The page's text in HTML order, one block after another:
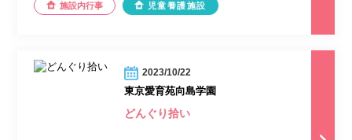
施設内行事 児童養護施設
2023/10/22
東京愛育苑向島学園
どんぐり拾い